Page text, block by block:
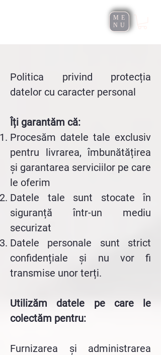
ME
NU
Politica privind protecția
datelor cu caracter personal
Îți garantăm că:
Procesăm datele tale exclusiv
pentru livrarea, îmbunătățirea
și garantarea serviciilor pe care
le oferim
Datele tale sunt stocate în
siguranță într-un mediu
securizat
Datele personale sunt strict
confidențiale și nu vor fi
transmise unor terți.
Utilizăm datele pe care le
colectăm pentru:
Furnizarea și administrarea